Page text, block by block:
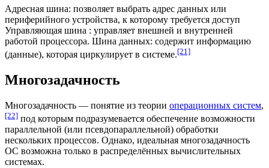
Адресная шина: позволяет выбрать адрес данных или
периферийного устройства, к которому требуется доступ
Управляющая шина : управляет внешней и внутренней
работой процессора. Шина данных: содержит информацию
(данные), которая циркулирует в системе.[21]
Многозадачность
Многозадачность — понятие из теории операционных систем,
[22] под которым подразумевается обеспечение возможности
параллельной (или псевдопараллельной) обработки
нескольких процессов. Однако, идеальная многозадачность
ОС возможна только в распределённых вычислительных
системах.